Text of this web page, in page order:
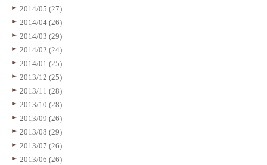
2014/05 (27)
2014/04 (26)
2014/03 (29)
2014/02 (24)
2014/01 (25)
2013/12 (25)
2013/11 (28)
2013/10 (28)
2013/09 (26)
2013/08 (29)
2013/07 (26)
2013/06 (26)